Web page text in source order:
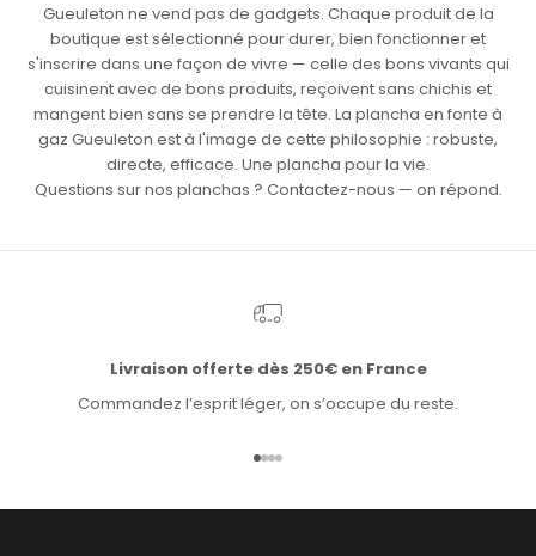
Gueuleton ne vend pas de gadgets. Chaque produit de la
boutique est sélectionné pour durer, bien fonctionner et
s'inscrire dans une façon de vivre — celle des bons vivants qui
cuisinent avec de bons produits, reçoivent sans chichis et
mangent bien sans se prendre la tête. La plancha en fonte à
gaz Gueuleton est à l'image de cette philosophie : robuste,
directe, efficace. Une plancha pour la vie.
Questions sur nos planchas ? Contactez-nous — on répond.
Livraison offerte dès 250€ en France
Commandez l’esprit léger, on s’occupe du reste.
Aller à l'élément 1
Aller à l'élément 2
Aller à l'élément 3
Aller à l'élément 4